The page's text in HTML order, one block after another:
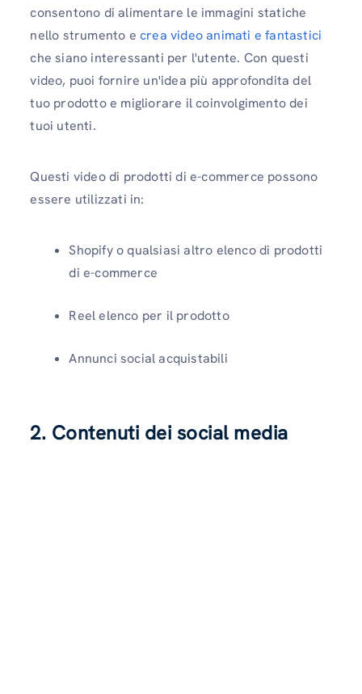
consentono di alimentare le immagini statiche
nello strumento e crea video animati e fantastici
che siano interessanti per l'utente. Con questi
video, puoi fornire un'idea più approfondita del
tuo prodotto e migliorare il coinvolgimento dei
tuoi utenti.
Questi video di prodotti di e-commerce possono
essere utilizzati in:
Shopify o qualsiasi altro elenco di prodotti
di e-commerce
Reel elenco per il prodotto
Annunci social acquistabili
2. Contenuti dei social media